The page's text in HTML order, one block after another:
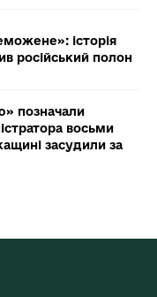
історія
російський полон
позначали
восьми
засудили за